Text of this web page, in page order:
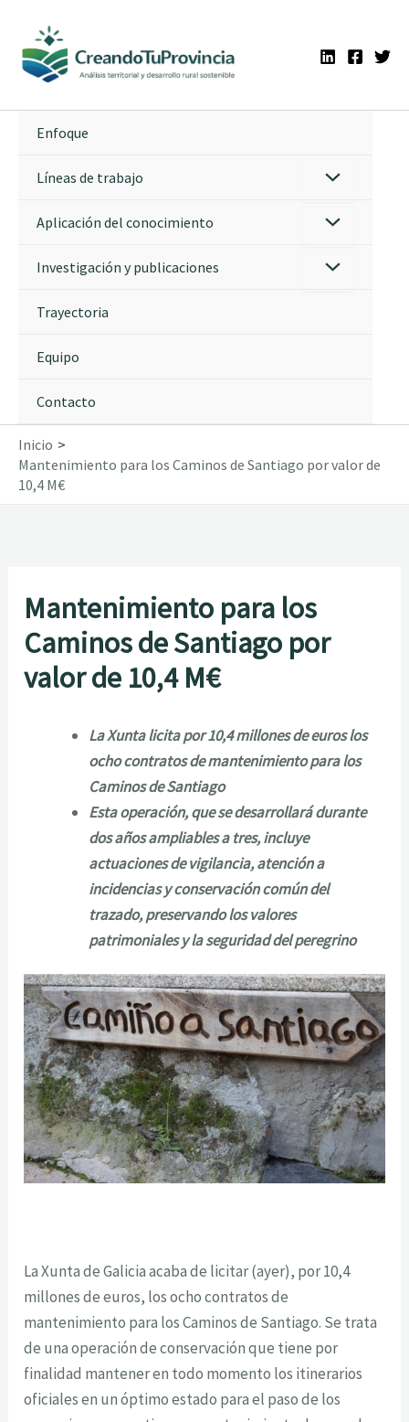
contenido
Enfoque
Líneas de trabajo
Aplicación del conocimiento
Investigación y publicaciones
Trayectoria
Equipo
Contacto
Inicio
Mantenimiento para los Caminos de Santiago por valor de
10,4 M€
Mantenimiento para los
Caminos de Santiago por
valor de 10,4 M€
La Xunta licita por 10,4 millones de euros los
ocho contratos de mantenimiento para los
Caminos de Santiago
Esta operación, que se desarrollará durante
dos años ampliables a tres, incluye
actuaciones de vigilancia, atención a
incidencias y conservación común del
trazado, preservando los valores
patrimoniales y la seguridad del peregrino
La Xunta de Galicia acaba de licitar (ayer), por 10,4
millones de euros, los ocho contratos de
mantenimiento para los Caminos de Santiago. Se trata
de una operación de conservación que tiene por
finalidad mantener en todo momento los itinerarios
oficiales en un óptimo estado para el paso de los